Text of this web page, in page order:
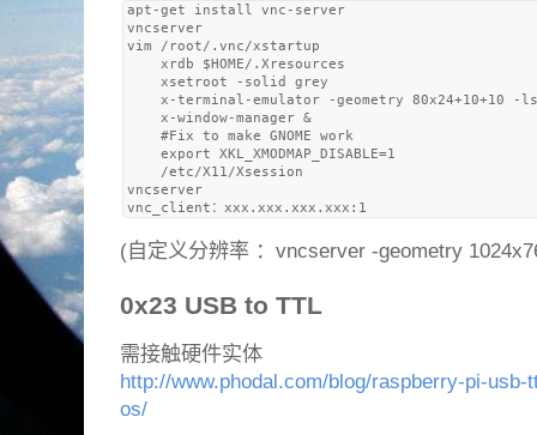
apt-get install vnc-server
vncserver
vim /root/.vnc/xstartup
    xrdb $HOME/.Xresources
    xsetroot -solid grey
x-terminal-emulator -geometry 80x24+10+10 -
    x-window-manager &
    #Fix to make GNOME work
    export XKL_XMODMAP_DISABLE=1
    /etc/X11/Xsession
vncserver
(自定义分辨率 ：vncserver -geometry
0x23 USB to TTL
需接触硬件实体
http://www.phodal.com/blog/raspberry-pi-
os/